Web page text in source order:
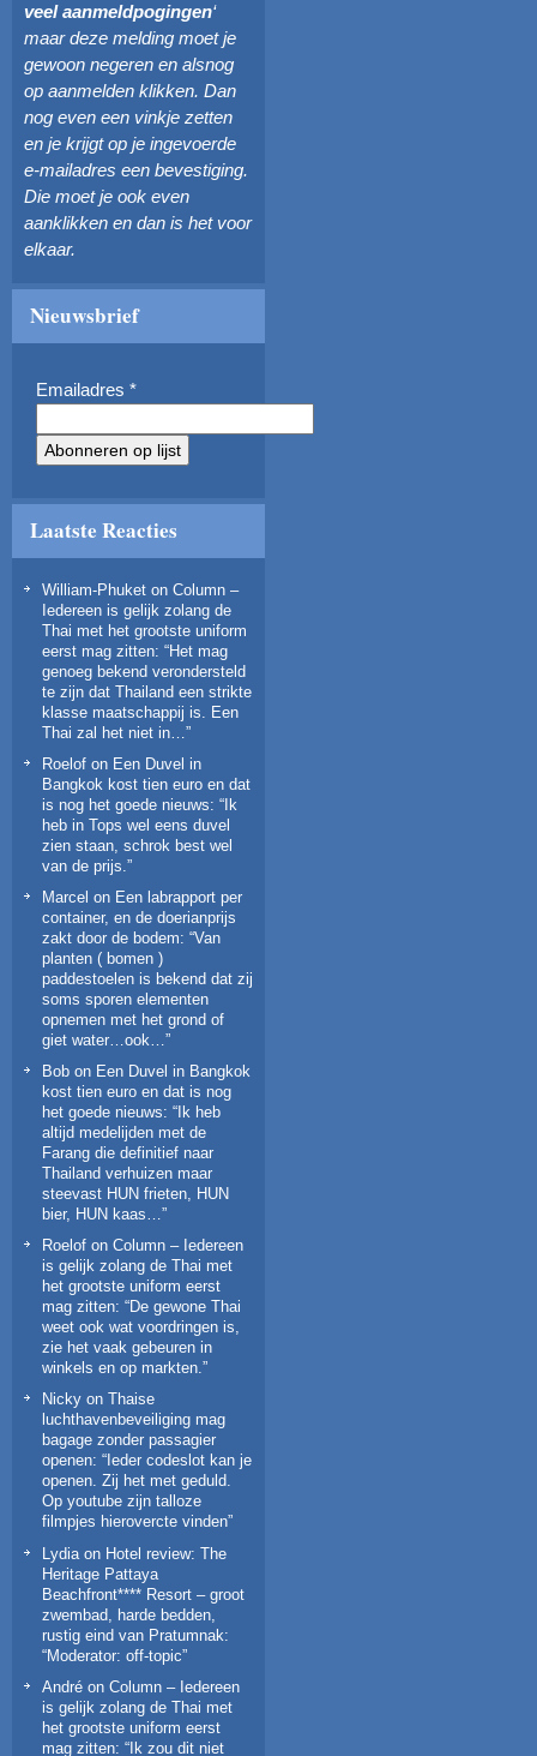
veel aanmeldpogingen‘
maar deze melding moet je
gewoon negeren en alsnog
op aanmelden klikken. Dan
nog even een vinkje zetten
en je krijgt op je ingevoerde
e-mailadres een bevestiging.
Die moet je ook even
aanklikken en dan is het voor
elkaar.
Nieuwsbrief
Emailadres *
Laatste Reacties
William-Phuket on Column –
Iedereen is gelijk zolang de
Thai met het grootste uniform
eerst mag zitten: “Het mag
genoeg bekend verondersteld
te zijn dat Thailand een strikte
klasse maatschappij is. Een
Thai zal het niet in…”
Roelof on Een Duvel in
Bangkok kost tien euro en dat
is nog het goede nieuws: “ Ik
heb in Tops wel eens duvel
zien staan, schrok best wel
van de prijs.”
Marcel on Een labrapport per
container, en de doerianprijs
zakt door de bodem: “Van
planten ( bomen )
paddestoelen is bekend dat zij
soms sporen elementen
opnemen met het grond of
giet water…ook…”
Bob on Een Duvel in Bangkok
kost tien euro en dat is nog
het goede nieuws: “ Ik heb
altijd medelijden met de
Farang die definitief naar
Thailand verhuizen maar
steevast HUN frieten, HUN
bier, HUN kaas…”
Roelof on Column – Iedereen
is gelijk zolang de Thai met
het grootste uniform eerst
mag zitten: “De gewone Thai
weet ook wat voordringen is,
zie het vaak gebeuren in
winkels en op markten.”
Nicky on Thaise
luchthavenbeveiliging mag
bagage zonder passagier
openen: “ Ieder codeslot kan je
openen. Zij het met geduld.
Op youtube zijn talloze
filmpjes hierovercte vinden”
Lydia on Hotel review: The
Heritage Pattaya
Beachfront**** Resort – groot
zwembad, harde bedden,
rustig eind van Pratumnak:
“Moderator: off-topic”
André on Column – Iedereen
is gelijk zolang de Thai met
het grootste uniform eerst
mag zitten: “Ik zou dit niet